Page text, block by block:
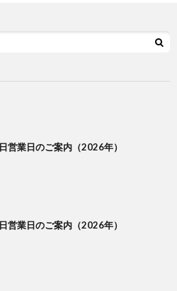
営業日のご案内（2026年）
営業日のご案内（2026年）